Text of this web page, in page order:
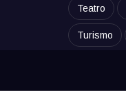
Teatro
Turismo